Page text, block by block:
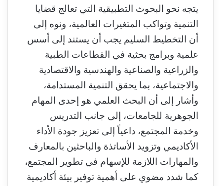
يتجه نحو البحوث التطبيقية التي تعالج قضايا
التنمية وتواكب المتغيرات العالمية، ونوه إلى
أن التخطيط السليم يجب أن يستند إلى أسس
علمية وبرامج بحثية في القطاعات الطبية
والزراعية والصناعية والهندسية والاقتصادية
والاجتماعية، بما يحقق التنمية المستدامة،
وأشار إلى أن البحث العلمي هو إحدى المهام
الجوهرية للجامعات، إلى جانب التدريس
وخدمة المجتمع، داعياً إلى تعزيز جودة الأداء
الأكاديمي وتزويد الأساتذة والباحثين بالمعارف
والمهارات اللازمة للإسهام في تطوير المجتمع،
كما شدد مضوي على أهمية توفير بيئة أكاديمية